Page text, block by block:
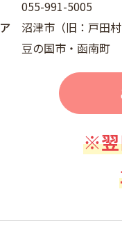
055-991-5005
沼津市（旧：戸田
豆の国市・函南町
※翌